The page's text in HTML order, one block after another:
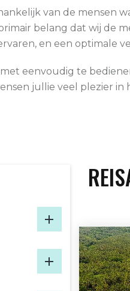
van de mensen
belang dat wij de
en een optimale
eenvoudig te
jullie veel plezier